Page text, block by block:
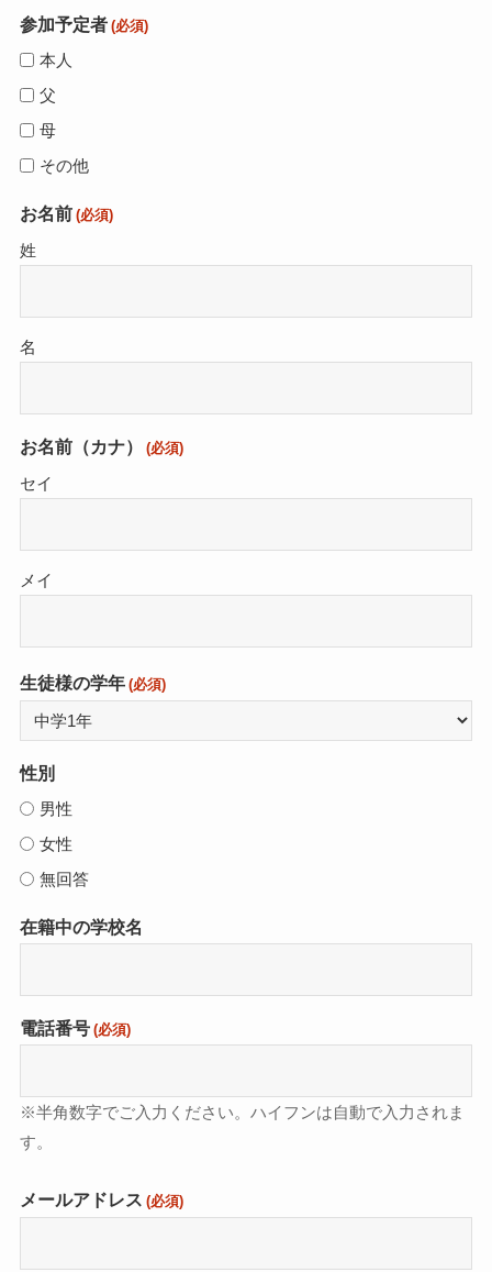
参加予定者 (必須)
本人
父
母
その他
お名前 (必須)
姓
名
お名前（カナ） (必須)
セイ
メイ
生徒様の学年 (必須)
性別
男性
女性
無回答
在籍中の学校名
電話番号 (必須)
※半角数字でご入力ください。ハイフンは自動で入力されま
す。
メールアドレス (必須)